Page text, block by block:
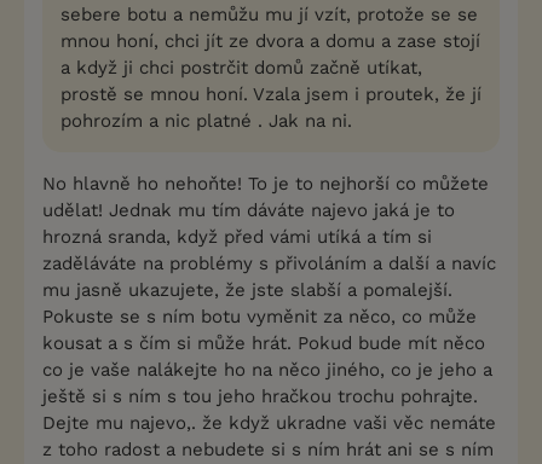
sebere botu a nemůžu mu jí vzít, protože se se
mnou honí, chci jít ze dvora a domu a zase stojí
a když ji chci postrčit domů začně utíkat,
prostě se mnou honí. Vzala jsem i proutek, že jí
pohrozím a nic platné . Jak na ni.
No hlavně ho nehoňte! To je to nejhorší co můžete
udělat! Jednak mu tím dáváte najevo jaká je to
hrozná sranda, když před vámi utíká a tím si
zaděláváte na problémy s přivoláním a další a navíc
mu jasně ukazujete, že jste slabší a pomalejší.
Pokuste se s ním botu vyměnit za něco, co může
kousat a s čím si může hrát. Pokud bude mít něco
co je vaše nalákejte ho na něco jiného, co je jeho a
ještě si s ním s tou jeho hračkou trochu pohrajte.
Dejte mu najevo,. že když ukradne vaši věc nemáte
z toho radost a nebudete si s ním hrát ani se s ním